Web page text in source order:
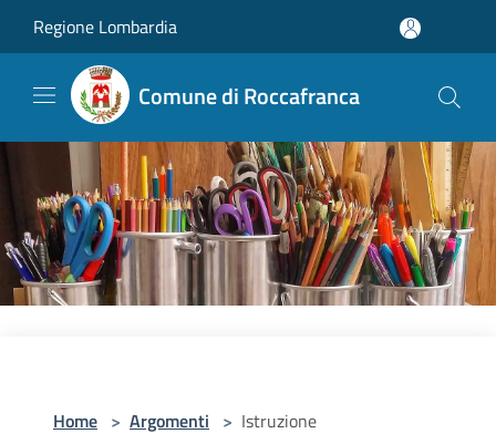
Regione Lombardia
Comune di Roccafranca
Home > Argomenti > Istruzione